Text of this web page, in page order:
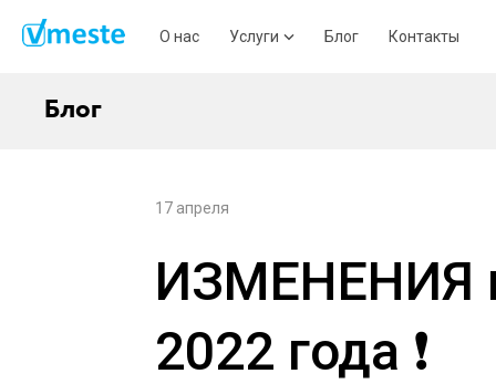
О нас Услуги Блог Контакты
Блог
17 апреля
ИЗМЕНЕНИЯ
2022 года ❗